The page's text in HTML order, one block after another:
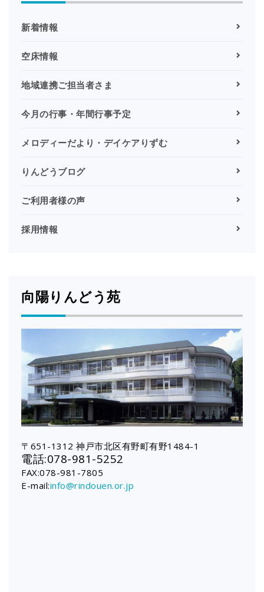
新着情報
空床情報
地域連携ご担当者さま
今月の行事・年間行事予定
メロディーだより・デイケアりずむ
りんどうブログ
ご利用者様の声
採用情報
向陽りんどう苑
〒651-1312 神戸市北区有野町有野1484-1
電話:078-981-5252
FAX:078-981-7805
E-mail:info@rindouen.or.jp